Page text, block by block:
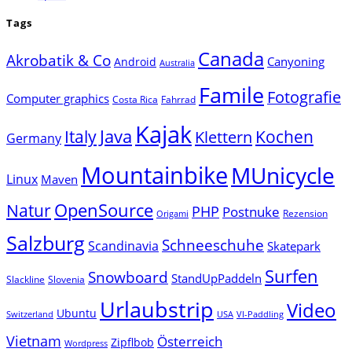
Tags
Akrobatik & Co Android Australia Canada Canyoning
Computer graphics Costa Rica Fahrrad Famile Fotografie
Germany Italy Java Kajak Klettern Kochen
Linux Maven MountainbikeMUnicycle
NaturOpenSource Origami PHP Postnuke Rezension
SalzburgScandinavia Schneeschuhe Skatepark
Slackline Slovenia Snowboard StandUpPaddeln Surfen
Switzerland Ubuntu Urlaubstrip USA VI-Paddling Video
Vietnam Wordpress Zipflbob Österreich